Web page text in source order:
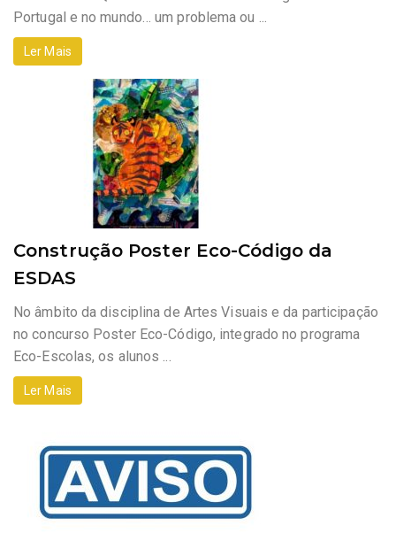
Portugal e no mundo… um problema ou ...
Ler Mais
Construção Poster Eco-Código da
ESDAS
No âmbito da disciplina de Artes Visuais e da participação
no concurso Poster Eco-Código, integrado no programa
Eco-Escolas, os alunos ...
Ler Mais